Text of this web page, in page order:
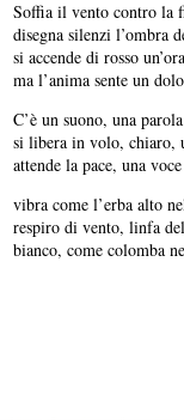
Soffia il vento contro la
disegna silenzi l’ombra
si accende di rosso
ma l’anima sente un
C’è un suono, una
si libera in volo, chiaro,
attende la pace, una
vibra come l’erba alto
respiro di vento, linfa
bianco, come colomba